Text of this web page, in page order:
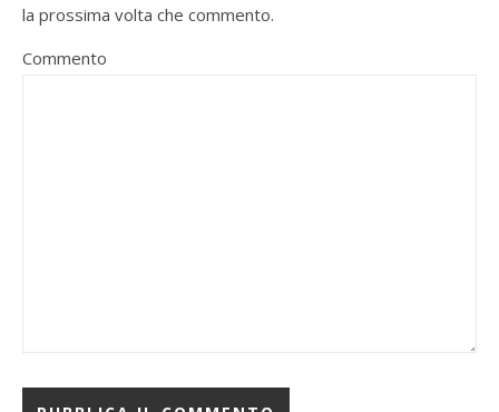
la prossima volta che commento.
Commento